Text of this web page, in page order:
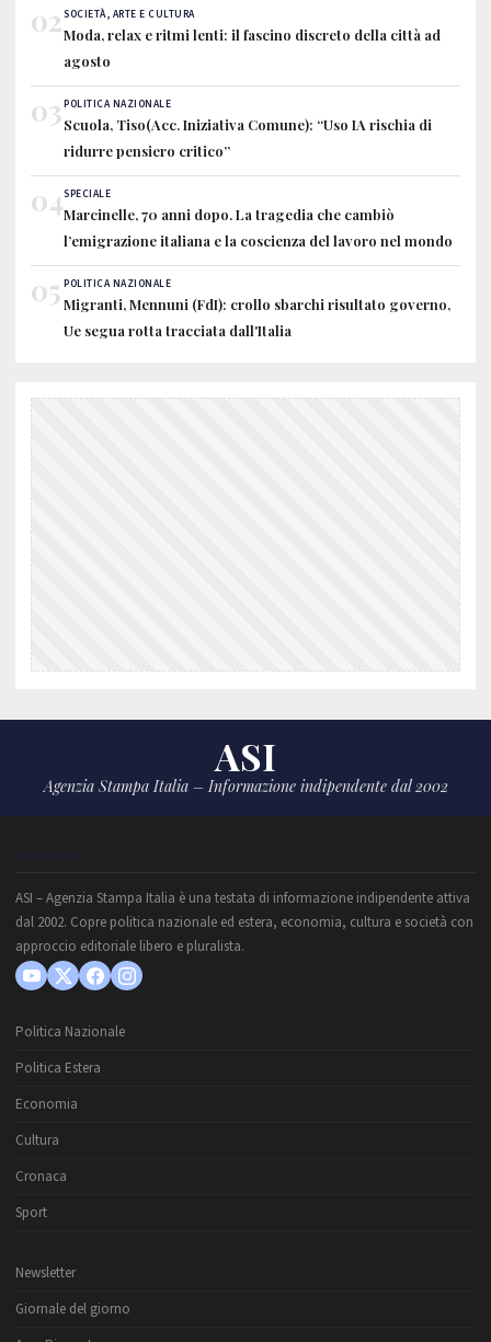
02SOCIETÀ, ARTE E CULTURA
Moda, relax e ritmi lenti: il fascino discreto della città ad
agosto
03POLITICA NAZIONALE
Scuola, Tiso(Acc. Iniziativa Comune): “Uso IA rischia di
ridurre pensiero critico”
04SPECIALE
Marcinelle, 70 anni dopo. La tragedia che cambiò
l’emigrazione italiana e la coscienza del lavoro nel mondo
05 POLITICA NAZIONALE
Migranti, Mennuni (FdI): crollo sbarchi risultato governo,
Ue segua rotta tracciata dall'Italia
ASI
Agenzia Stampa Italia – Informazione indipendente dal 2002
CHI SIAMO
ASI – Agenzia Stampa Italia è una testata di informazione indipendente attiva
dal 2002. Copre politica nazionale ed estera, economia, cultura e società con
approccio editoriale libero e pluralista.
Politica Nazionale
Politica Estera
Economia
Cultura
Cronaca
Sport
Newsletter
Giornale del giorno